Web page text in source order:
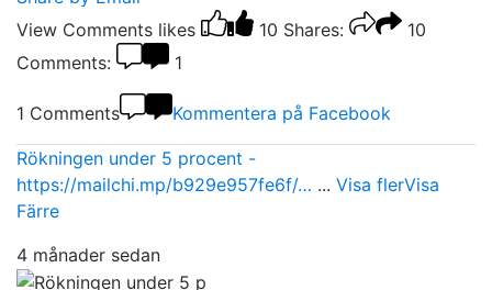
View Comments likes 10 Shares:
10
Comments:
1
1 Comments Kommentera på Facebook
Rökningen under 5 procent -
https://mailchi.mp/b929e957fe6f/… ... Visa flerVisa
Färre
4 månader sedan